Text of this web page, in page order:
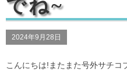
でね~
2024年9月28日
こんにちは!またまた号外サチコ